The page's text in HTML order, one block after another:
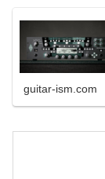
guitar-ism.com